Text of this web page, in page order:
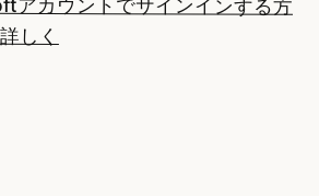
アカウントでサインインする方
しく